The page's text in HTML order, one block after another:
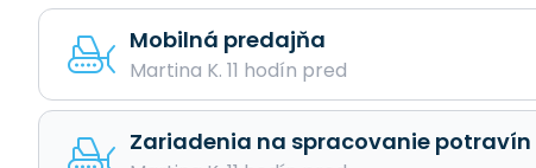
Mobilná predajňa
Martina K. 11 hodín pred
Zariadenia na spracovanie potravín